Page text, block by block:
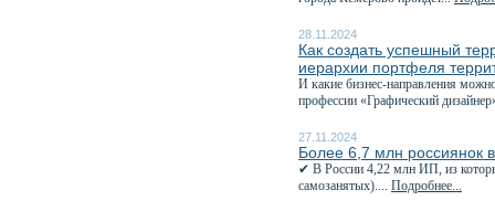
28.11.2024
Как создать успешный
иерархии портфеля
И какие бизнес-направления
профессии «Графический
27.11.2024
Более 6,7 млн россиянок
✔ В России 4,22 млн ИП, из
самозанятых).... Подробнее...